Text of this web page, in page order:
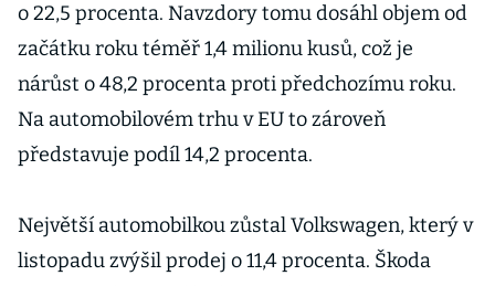
o 22,5 procenta. Navzdory tomu dosáhl objem od
začátku roku téměř 1,4 milionu kusů, což je
nárůst o 48,2 procenta proti předchozímu roku.
Na automobilovém trhu v EU to zároveň
představuje podíl 14,2 procenta.
Největší automobilkou zůstal Volkswagen, který v
listopadu zvýšil prodej o 11,4 procenta. Škoda